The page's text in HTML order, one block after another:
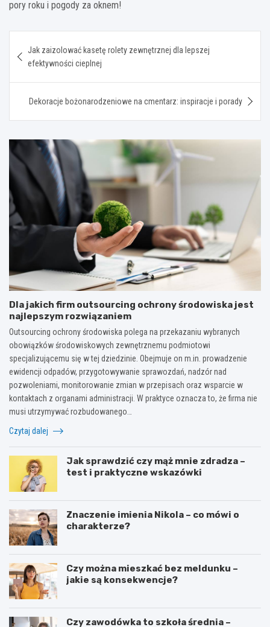
pory roku i pogody za oknem!
wpisu
Jak zaizolować kasetę rolety zewnętrznej dla lepszej
efektywności cieplnej
Dekoracje bożonarodzeniowe na cmentarz: inspiracje i porady
Dla jakich firm outsourcing ochrony środowiska jest
najlepszym rozwiązaniem
Outsourcing ochrony środowiska polega na przekazaniu wybranych
obowiązków środowiskowych zewnętrznemu podmiotowi
specjalizującemu się w tej dziedzinie. Obejmuje on m.in. prowadzenie
ewidencji odpadów, przygotowywanie sprawozdań, nadzór nad
pozwoleniami, monitorowanie zmian w przepisach oraz wsparcie w
kontaktach z organami administracji. W praktyce oznacza to, że firma nie
musi utrzymywać rozbudowanego…
Czytaj dalej
Jak sprawdzić czy mąż mnie zdradza –
test i praktyczne wskazówki
Znaczenie imienia Nikola – co mówi o
charakterze?
Czy można mieszkać bez meldunku –
jakie są konsekwencje?
Czy zawodówka to szkoła średnia –